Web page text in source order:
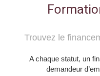
Trouvez le
A chaque statut, un
demandeur